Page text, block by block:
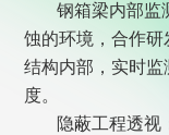
钢箱梁内部监
蚀的环境，合作研
结构内部，实时
度。
隐蔽工程透视